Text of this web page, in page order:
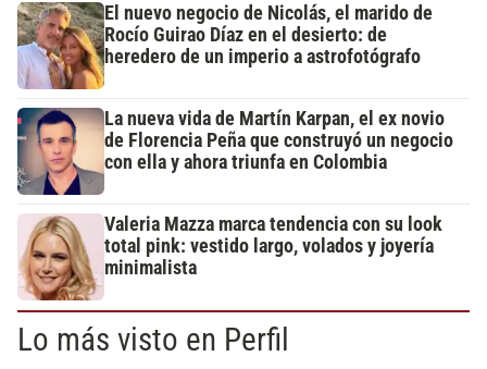
El nuevo negocio de Nicolás, el marido de
Rocío Guirao Díaz en el desierto: de
heredero de un imperio a astrofotógrafo
La nueva vida de Martín Karpan, el ex novio
de Florencia Peña que construyó un negocio
con ella y ahora triunfa en Colombia
Valeria Mazza marca tendencia con su look
total pink: vestido largo, volados y joyería
minimalista
Lo más visto en Perfil